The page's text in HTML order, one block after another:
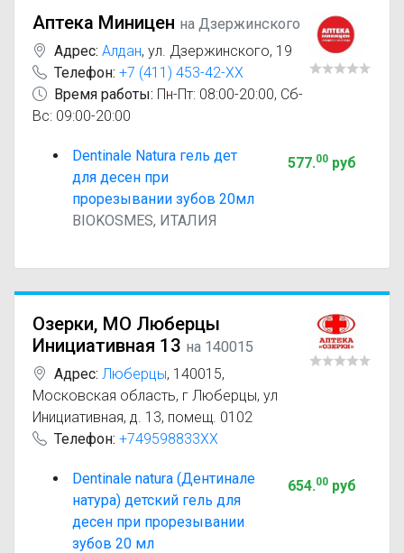
Аптека Миницен на Дзержинского
Адрес: Алдан, ул. Дзержинского, 19
Телефон: +7 (411) 453-42-XX
Время работы: Пн-Пт: 08:00-20:00, Сб-
Вс: 09:00-20:00
Dentinale Natura гель дет
для десен при
прорезывании зубов 20мл
BIOKOSMES, ИТАЛИЯ
577.00руб
Озерки, МО Люберцы
Инициативная 13 на 140015
Адрес: Люберцы, 140015,
Московская область, г Люберцы, ул
Инициативная, д. 13, помещ. 0102
Телефон: +749598833XX
Dentinale natura (Дентинале
натура) детский гель для
десен при прорезывании
зубов 20 мл
654.00руб